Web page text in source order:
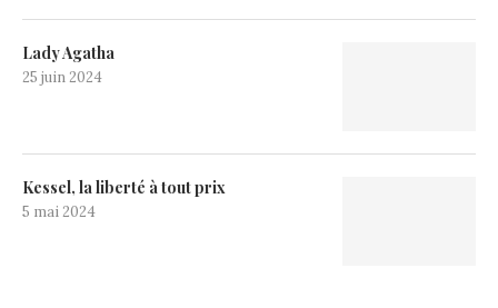
Lady Agatha
25 juin 2024
Kessel, la liberté à tout prix
5 mai 2024